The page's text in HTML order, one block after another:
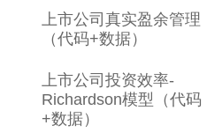
上市公司真实盈余管理
（代码+数据）
上市公司投资效率-
Richardson模型（代码
+数据）